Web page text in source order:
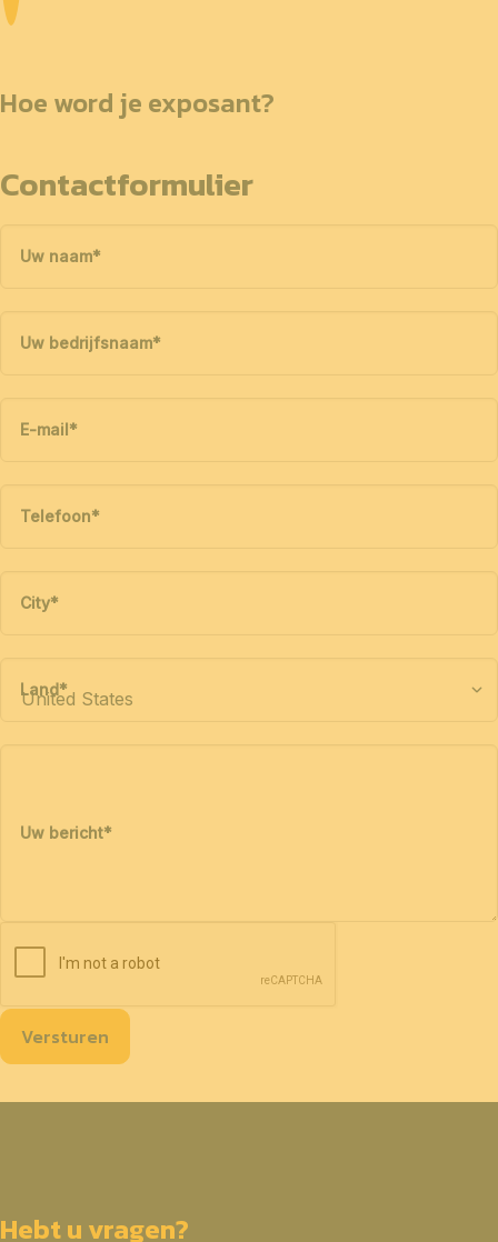
Hoe word je exposant?
Contactformulier
Uw naam*
Uw bedrijfsnaam*
E-mail*
Telefoon*
City*
Land*
Uw bericht*
Versturen
Hebt u vragen?